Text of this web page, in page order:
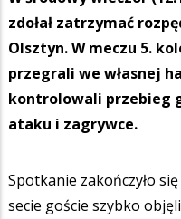
zdołał zatrzymać
Olsztyn. W meczu 5.
przegrali we własnej
kontrolowali przebieg
ataku i zagrywce.
Spotkanie zakończyło
secie goście szybko